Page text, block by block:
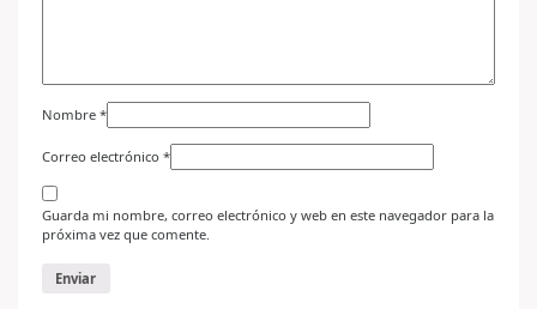
Nombre *
Correo electrónico *
Guarda mi nombre, correo electrónico y web en este navegador para la
próxima vez que comente.